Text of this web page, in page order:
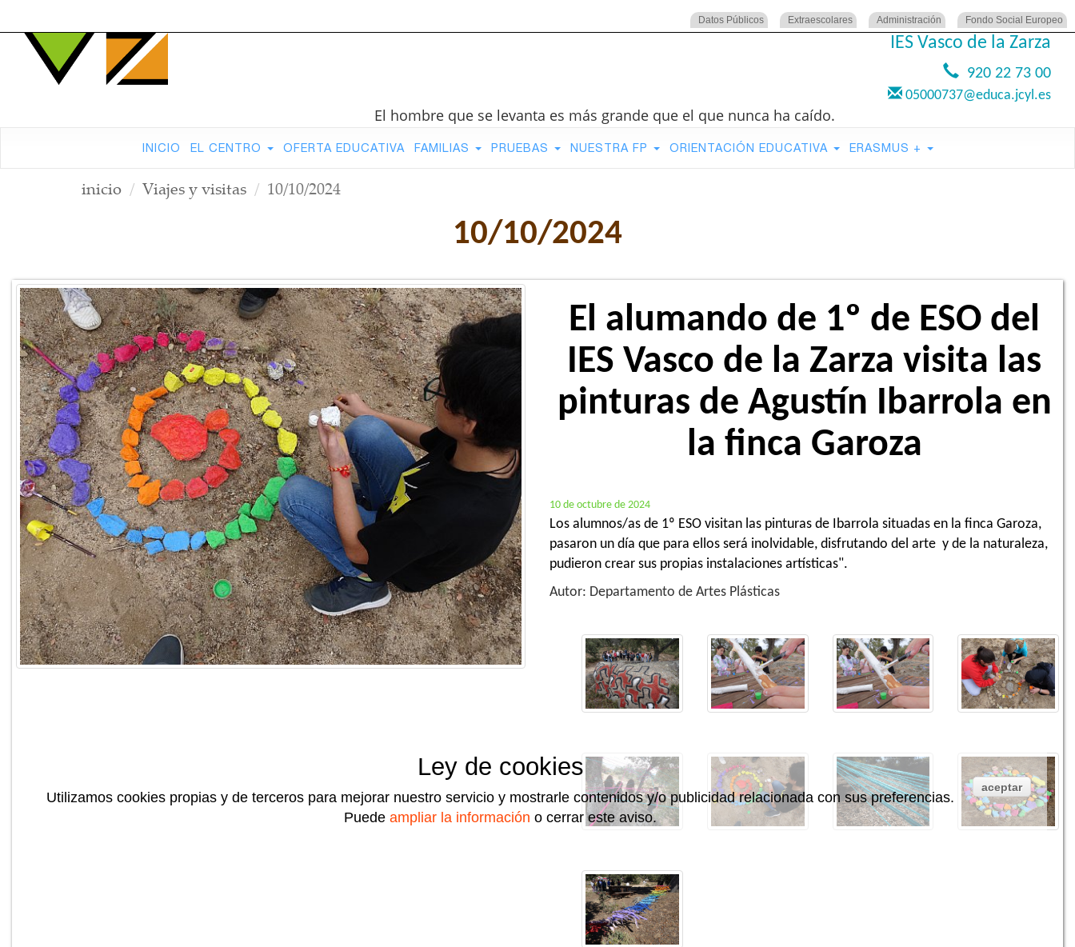
Datos Públicos Extraescolares Administración Fondo Social Europeo
IES Vasco de la Zarza
920 22 73 00
05000737@educa.jcyl.es
El hombre que se levanta es más grande que el que nunca ha caído.
INICIO EL CENTRO OFERTA EDUCATIVA FAMILIAS PRUEBAS NUESTRA FP ORIENTACIÓN EDUCATIVA ERASMUS +
inicio Viajes y visitas 10/10/2024
10/10/2024
El alumando de 1º de ESO del
IES Vasco de la Zarza visita las
pinturas de Agustín Ibarrola en
la finca Garoza
10 de octubre de 2024
Los alumnos/as de 1º ESO visitan las pinturas de Ibarrola situadas en la finca Garoza,
pasaron un día que para ellos será inolvidable, disfrutando del arte y de la naturaleza,
pudieron crear sus propias instalaciones artísticas".
Autor: Departamento de Artes Plásticas
Ley de cookies
Utilizamos cookies propias y de terceros para mejorar nuestro servicio y mostrarle contenidos y/o publicidad relacionada con sus preferencias.
Puede ampliar la información o cerrar este aviso.
aceptar